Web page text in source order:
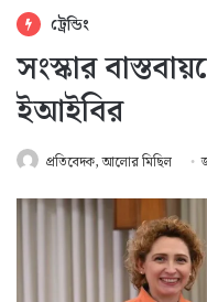
ট্রেন্ডিং
সংস্কার
ইআইবির
প্রতিবেদক, আলোর মিছিল